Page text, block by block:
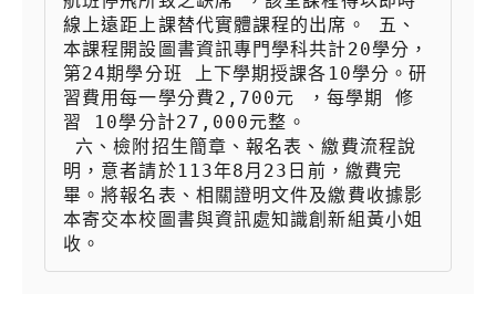
線上遠距上課替代實體課程的出席。 五、
本課程開設圖書資訊專門學科共計20學分，
第24期學分班 上下學期授課各10學分。研
習費用每一學分費2,700元 ，每學期 修
習 10學分計27,000元整。
明，意者請於113年8月23日前，繳費完
畢。將報名表、相關證明文件及繳費收據影
本寄交本校圖書與資訊處知識創新組黃小姐
收。